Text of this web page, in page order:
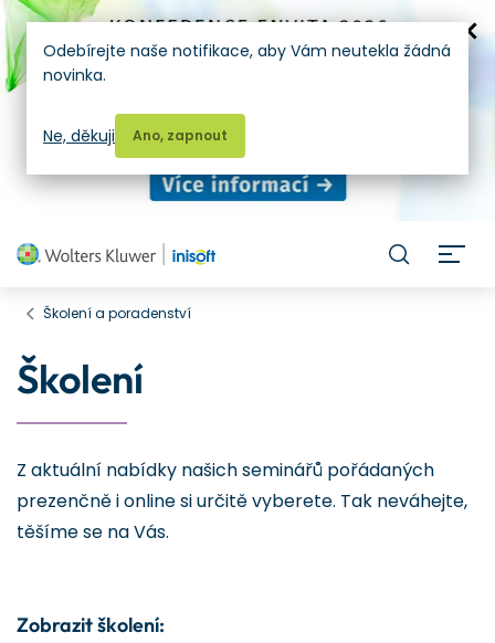
Školení a poradenství
Školení
Z aktuální nabídky našich seminářů pořádaných
prezenčně i online si určitě vyberete. Tak neváhejte,
těšíme se na Vás.
Zobrazit školení:
Odebírejte naše notifikace, aby Vám neutekla žádná
novinka.
Ano, zapnout
Ne, děkuji